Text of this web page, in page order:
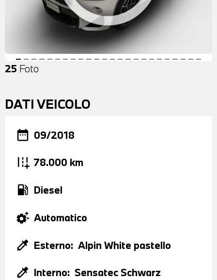
25 Foto
DATI VEICOLO
date_range 09/2018
add_road 78.000 km
local_gas_station Diesel
settings_suggest Automatico
colorize Esterno: Alpin White pastello
colorize Interno: Sensatec Schwarz